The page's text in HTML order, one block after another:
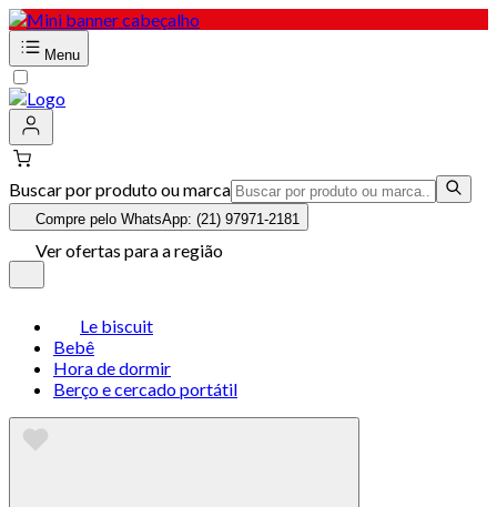
Menu
Buscar por produto ou marca
Compre pelo WhatsApp: (21) 97971-2181
Ver ofertas para a região
Le biscuit
Bebê
Hora de dormir
Berço e cercado portátil